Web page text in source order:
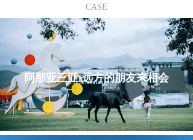
CASE
阿那亚三亚·远方的朋友来相会